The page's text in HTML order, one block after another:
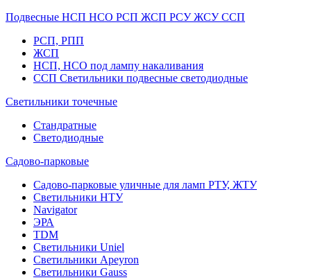
Подвесные НСП НСО РСП ЖСП РСУ ЖСУ ССП
РСП, РПП
ЖСП
НСП, НСО под лампу накаливания
ССП Светильники подвесные светодиодные
Светильники точечные
Стандратные
Светодиодные
Садово-парковые
Садово-парковые уличные для ламп РТУ, ЖТУ
Светильники НТУ
Navigator
ЭРА
TDM
Светильники Uniel
Светильники Apeyron
Светильники Gauss